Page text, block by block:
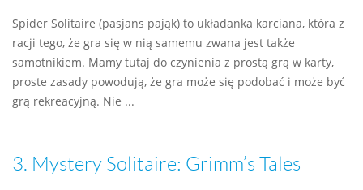
Spider Solitaire (pasjans pająk) to układanka karciana, która z
racji tego, że gra się w nią samemu zwana jest także
samotnikiem. Mamy tutaj do czynienia z prostą grą w karty,
proste zasady powodują, że gra może się podobać i może być
grą rekreacyjną. Nie ...
3. Mystery Solitaire: Grimm’s Tales